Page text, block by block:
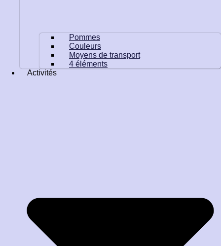
Pommes
Couleurs
Moyens de transport
4 éléments
Activités